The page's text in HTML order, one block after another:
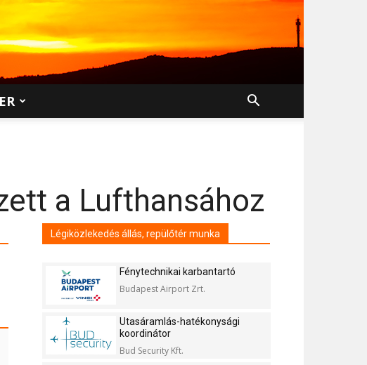
a Lufthansához
Légiközlekedés állás, repülőtér munka
Fénytechnikai karbantartó
Budapest Airport Zrt.
Utasáramlás-hatékonysági
koordinátor
Bud Security Kft.